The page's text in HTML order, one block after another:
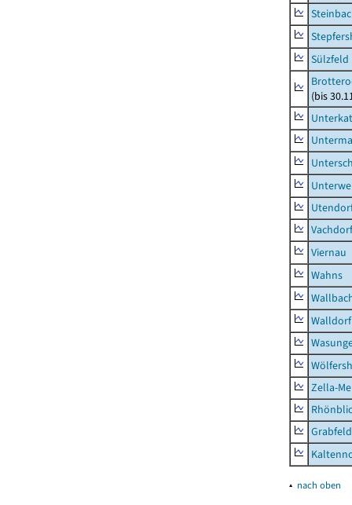
Sülzfeld
(bis
Vachdorf
Viernau
Wahns
Walldorf
Zella-
Grabfeld
▴ nach oben